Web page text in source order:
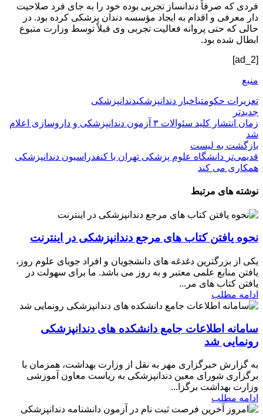
فردی که صرفاً دندانساز تجربی بوده خود را به جای فرد صلاحیت
دار معرفی و اقدام به ایجاد مؤسسه دندان پزشکی کرده بود. در
حالی که حتی پروانه فعالیت تجربی وی قبلاً توسط وزارت متبوع
ابطال شده بود.
[ad_2]
منبع
تعزیرات حکومتیاخبار دندانپزشکیدندانپزشکی
جدیدتر
زمان انتشار کلید سئوالات ۳ آزمون دندانپزشکی و داروسازی اعلام
شد
بازگشت بە لیست
قدیمی‌تر دانشگاه علوم پزشکی تهران با کنفدراسیون دندانپزشکی
همکاری می کند
نوشته های مرتبط
نحوه یافتن کتاب های مرجع دندانپزشکی در اینترنت
یکی از بزرگترین دغدغه های دانشجویان و افراد جویای علوم روز،
یافتن منابع علمی معتبر و به روز می باشد. ما برای سهولت در
یافتن کتاب های مر...
ادامه مطلب
سامانه اطلاعات جامع دانشکده های دندانپزشکی
رونمایی شد
به گزارش خبرگزاری مهر به نقل از وزارت بهداشت، همزمان با
برگزاری شورای معین دندانپزشکی به ریاست معاون آموزشی
وزارت بهداشت برگزا...
ادامه مطلب